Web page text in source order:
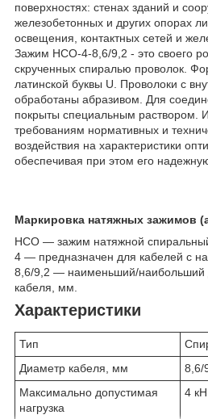
поверхностях: стенах зданий и
железобетонных и других опорах
освещения, контактных сетей и
Зажим НСО-4-8,6/9,2 - это своего
скрученных спиралью проволок.
латинской буквы U. Проволоки с
обработаны абразивом. Для
покрыты специальным раствором.
требованиям нормативных и
воздействия на характеристики
обеспечивая при этом его
Маркировка натяжных зажимов
НСО — зажим натяжной
4 — предназначен для кабелей с
8,6/9,2 — наименьший/наибольший
кабеля, мм.
Характеристики
Тип
Диаметр кабеля, мм
8,6/
Максимально допустимая
нагрузка
4 кН